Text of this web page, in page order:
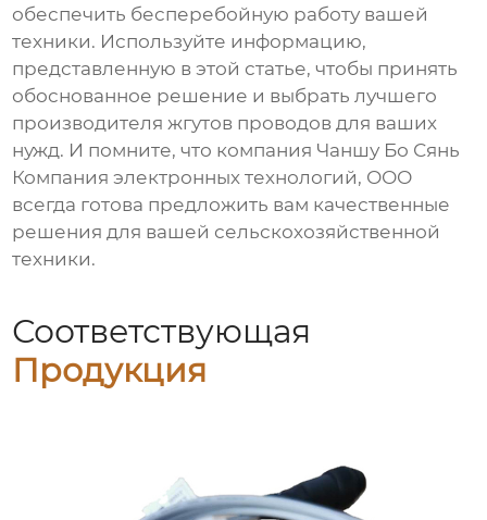
обеспечить бесперебойную работу вашей
техники. Используйте информацию,
представленную в этой статье, чтобы принять
обоснованное решение и выбрать лучшего
производителяжгутов проводов для ваших
нужд. И помните, что компания Чаншу Бо Сянь
Компания электронных технологий, ООО
всегда готова предложить вам качественные
решения для вашей сельскохозяйственной
техники.
Соответствующая
Продукция